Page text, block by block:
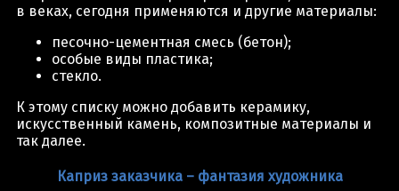
в веках, сегодня применяются и другие материалы:
песочно-цементная смесь (бетон);
особые виды пластика;
стекло.
К этому списку можно добавить керамику,
искусственный камень, композитные материалы и
так далее.
Каприз заказчика – фантазия художника